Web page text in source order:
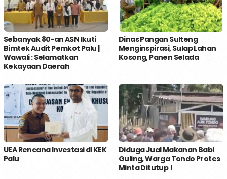
Sebanyak 80-an ASN Ikuti
Bimtek Audit Pemkot Palu |
Wawali : Selamatkan
Kekayaan Daerah
Dinas Pangan Sulteng
Menginspirasi, Sulap Lahan
Kosong, Panen Selada
UEA Rencana Investasi di KEK
Palu
Diduga Jual Makanan Babi
Guling, Warga Tondo Protes
Minta Ditutup !